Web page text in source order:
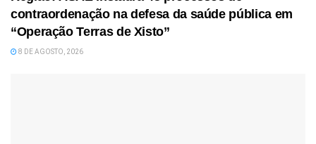
contraordenação na defesa da saúde pública em
“Operação Terras de Xisto”
8 DE AGOSTO, 2026